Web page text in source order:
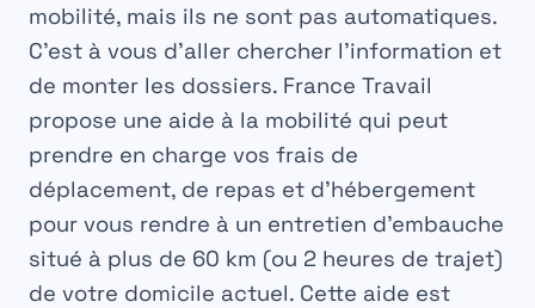
mobilité, mais ils ne sont pas automatiques.
C’est à vous d’aller chercher l’information et
de monter les dossiers. France Travail
propose une aide à la mobilité qui peut
prendre en charge vos frais de
déplacement, de repas et d’hébergement
pour vous rendre à un entretien d’embauche
situé à plus de 60 km (ou 2 heures de trajet)
de votre domicile actuel. Cette aide est